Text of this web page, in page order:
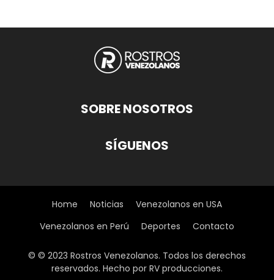
SOBRE NOSOTROS
SÍGUENOS
Home Noticias
Venezolanos en USA
Venezolanos en Perú
Deportes Contacto
© © 2023 Rostros Venezolanos. Todos los derechos
reservados. Hecho por RV producciones.